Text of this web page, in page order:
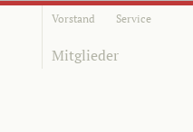
Vorstand Service
Mitglieder